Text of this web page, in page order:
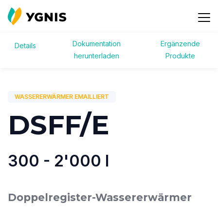
Details
Dokumentation
herunterladen
Ergänzende
Produkte
Zurück zu Produkte Kontakt
WASSERERWÄRMER EMAILLIERT
DSFF/E
300 - 2'000 l
Doppelregister-Wassererwärmer